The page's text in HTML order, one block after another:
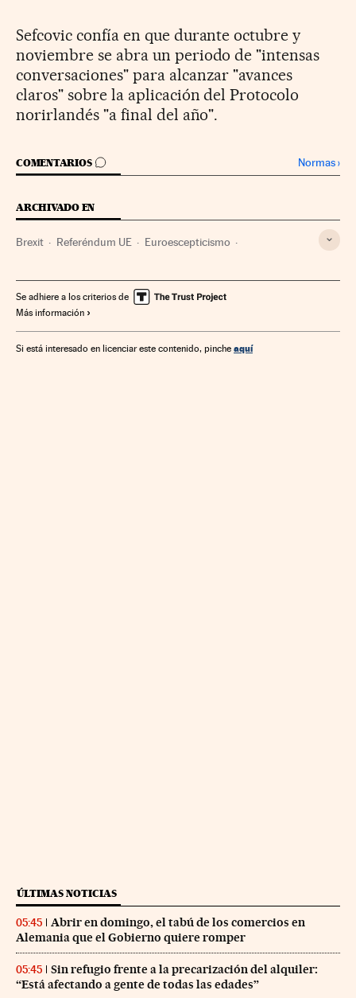
Sefcovic confía en que durante octubre y
noviembre se abra un periodo de "intensas
conversaciones" para alcanzar "avances
claros" sobre la aplicación del Protocolo
norirlandés "a final del año".
COMENTARIOS
IR A LOS COMENTARIOS Normas›
ARCHIVADO EN
Brexit Referéndum UE Euroescepticismo
Reino Unido Referéndum Europa occidental
Unión Europea
Organizaciones internacionales Europa
Se adhiere a los criterios de
Más información
Si está interesado en licenciar este contenido, pinche aquí
ÚLTIMAS NOTICIAS
05:45
Abrir en domingo, el tabú de los comercios en
Alemania que el Gobierno quiere romper
05:45
Sin refugio frente a la precarización del alquiler:
“Está afectando a gente de todas las edades”